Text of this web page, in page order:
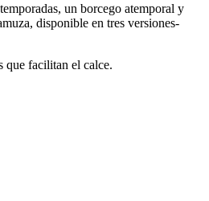
un borcego atemporal y
disponible en tres versiones-
que facilitan el calce.